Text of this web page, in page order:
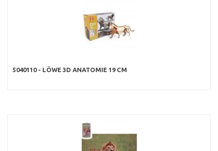
5040110 - LÖWE 3D ANATOMIE 19 CM